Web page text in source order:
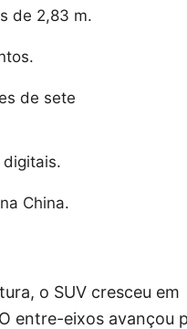
de 2,83 m.
de sete
China.
o SUV cresceu em
entre-eixos avançou